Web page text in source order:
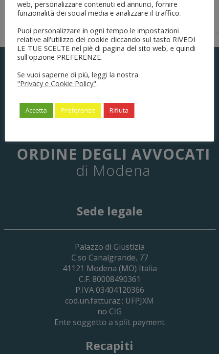
29 Giugno 2026
Cassa Forense – Elezioni Dei Delegati
2030
ORDINE DEGLI AVVOCATI
di Modena
Sede legale
Palazzo di Giustizia
C.so Canalgrande, 77
41121 Modena (MO) Italia
C.F. 80008490361
P.IVA 03404120366
cod.un.fatturaz.: UFPJXM
no CIG
Ente soggetto a split payment
Recapiti
web, personalizzare contenuti ed annunci, fornire
funzionalità dei social media e analizzare il traffico.
Puoi personalizzare in ogni tempo le impostazioni
relative all'utilizzo dei cookie cliccando sul tasto RIVEDI
LE TUE SCELTE nel piè di pagina del sito web, e quindi
sull'opzione PREFERENZE.
Se vuoi saperne di più, leggi la nostra
"Privacy e Cookie Policy".
Accetta Preferenze Rifiuta